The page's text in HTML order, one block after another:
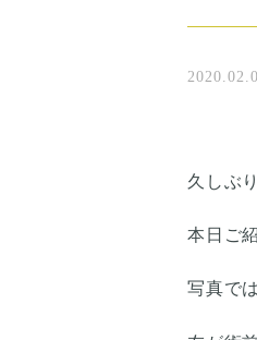
久しぶ
本日ご
写真で